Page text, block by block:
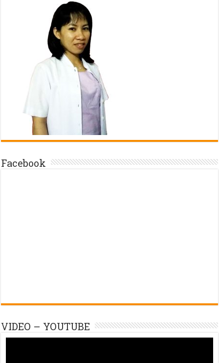
Facebook
VIDEO – YOUTUBE